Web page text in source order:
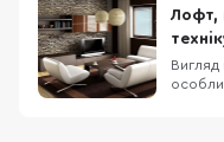
порт
що ус
Лофт,
Вигляд